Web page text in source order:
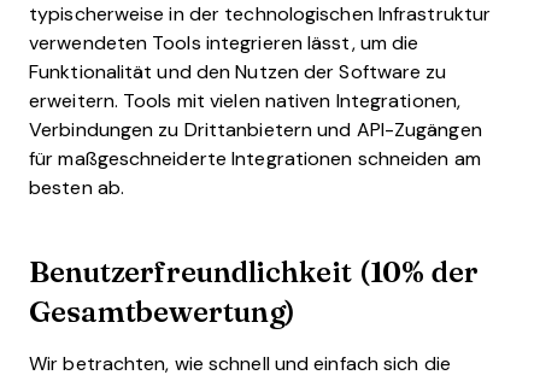
typischerweise in der technologischen Infrastruktur
verwendeten Tools integrieren lässt, um die
Funktionalität und den Nutzen der Software zu
erweitern. Tools mit vielen nativen Integrationen,
Verbindungen zu Drittanbietern und API-Zugängen
für maßgeschneiderte Integrationen schneiden am
besten ab.
Benutzerfreundlichkeit (10% der
Gesamtbewertung)
Wir betrachten, wie schnell und einfach sich die